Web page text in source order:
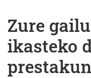
Zure
ikasteko